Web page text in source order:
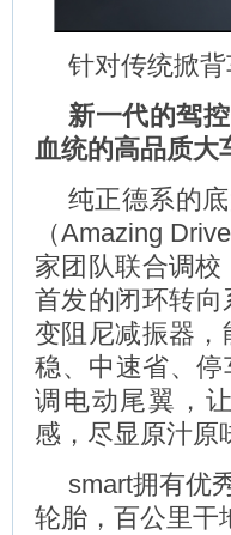
针对传统掀
新一代的驾
血统的高品质大
纯正德系的
（Amazing
家团队联合调
首发的闭环转
变阻尼减振器
稳、中速省、
调电动尾翼，
感，尽显原汁原
smart拥有优
轮胎，百公里干